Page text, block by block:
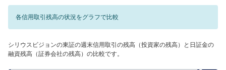
各信用取引残高の状況をグラフで比較
シリウスビジョンの東証の週末信用取引の残高（投資家の残高）と日証金の
融資残高（証券会社の残高）の比較です。